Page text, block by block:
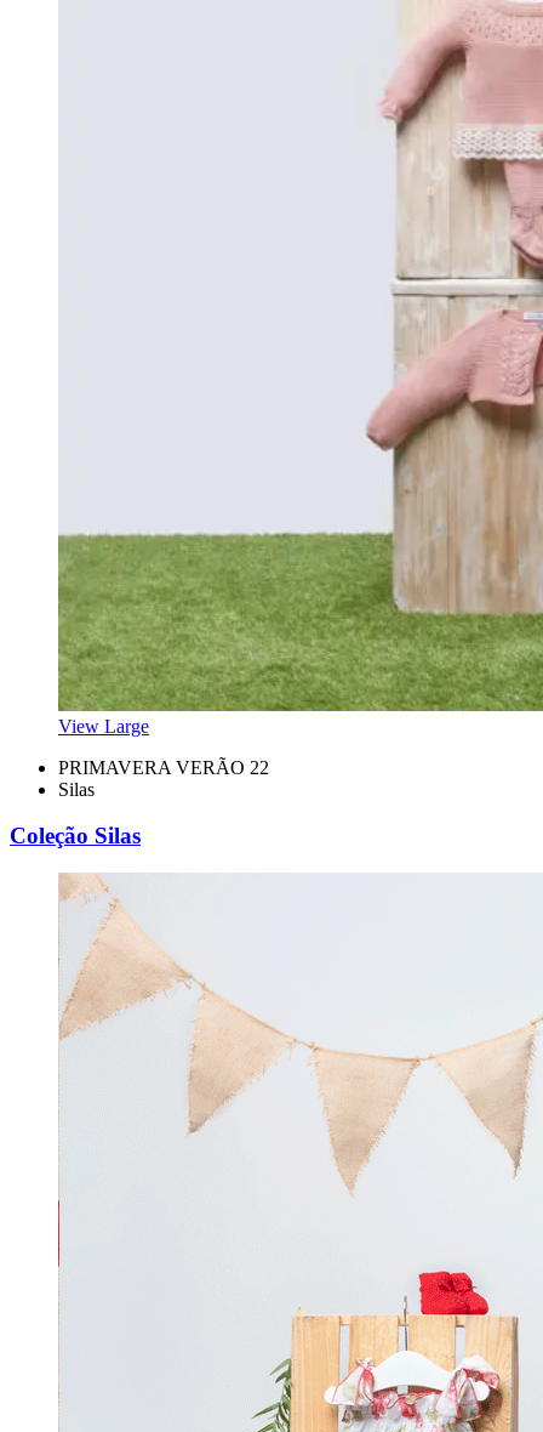
View Large
PRIMAVERA VERÃO 22
Silas
Coleção Silas